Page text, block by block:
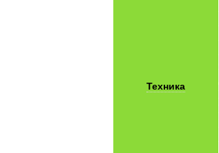
Техника